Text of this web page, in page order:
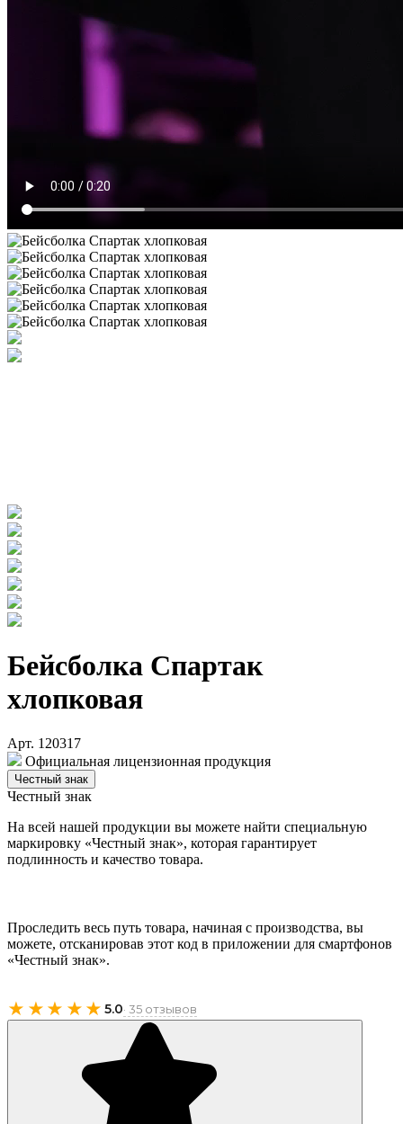
Бейсболка Спартак
хлопковая
Арт. 120317
Официальная лицензионная продукция
Честный знак
Честный знак
На всей нашей продукции вы можете найти специальную
маркировку «Честный знак», которая гарантирует
подлинность и качество товара.
Проследить весь путь товара, начиная с производства, вы
можете, отсканировав этот код в приложении для смартфонов
«Честный знак».
★★★★★ 5.0· 35 отзывов